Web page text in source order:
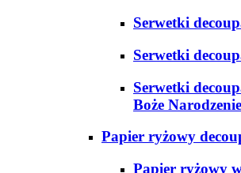
Serwetki
Serwetki
Serwetki
Boże Narodzenie
Papier ryżowy
Papier ryżowy